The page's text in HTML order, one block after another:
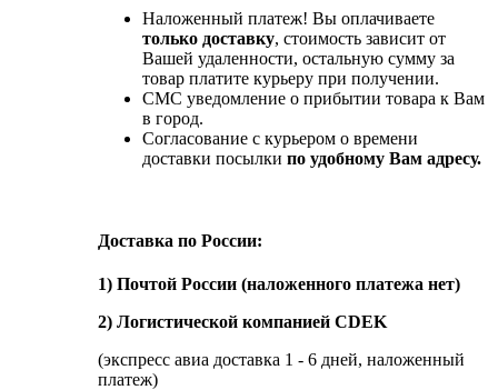
Наложенный платеж! Вы оплачиваете
только доставку, стоимость зависит от
Вашей удаленности, остальную сумму за
товар платите курьеру при получении.
СМС уведомление о прибытии товара к Вам
в город.
Согласование с курьером о времени
доставки посылки по удобному Вам адресу.
Доставка по России:
1) Почтой России (наложенного платежа нет)
2) Логистической компанией CDEK
(экспресс авиа доставка 1 - 6 дней, наложенный
платеж)